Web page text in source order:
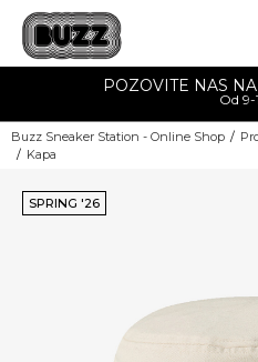
POZOVITE NAS
Od 9-
Buzz Sneaker Station - Online Shop
Kapa
SPRING '26